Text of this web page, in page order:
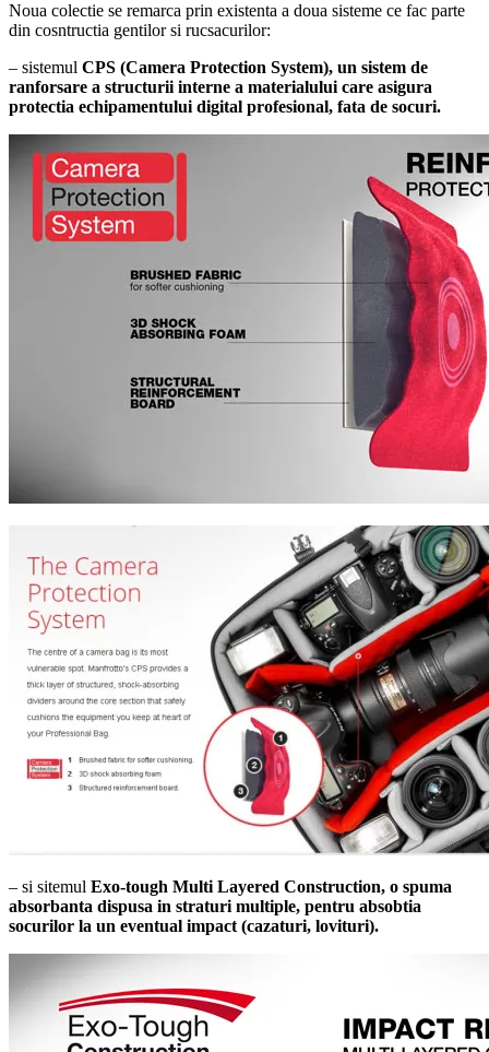
Noua colectie se remarca prin existenta a doua sisteme ce fac parte
din cosntructia gentilor si rucsacurilor:
– sistemul CPS (Camera Protection System), un sistem de
ranforsare a structurii interne a materialului care asigura
protectia echipamentului digital profesional, fata de socuri.
– si sitemul Exo-tough Multi Layered Construction, o spuma
absorbanta dispusa in straturi multiple, pentru absobtia
socurilor la un eventual impact (cazaturi, lovituri).